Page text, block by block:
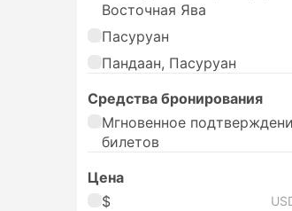
Восточная Ява
Пасуруан
Пандаан, Пасуруан
Средства бронирования
Мгновенное
билетов
Цена
$